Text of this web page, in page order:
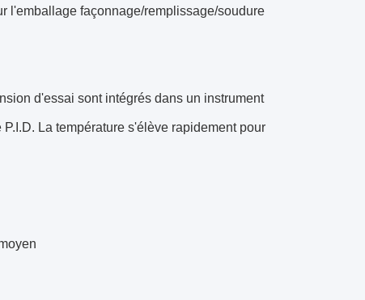
l'emballage façonnage/remplissage/soudure
d'essai sont intégrés dans un instrument
La température s'élève rapidement pour